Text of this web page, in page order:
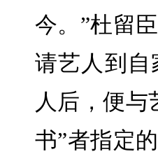
今。”杜留
请艺人到自
人后，便与
书”者指定